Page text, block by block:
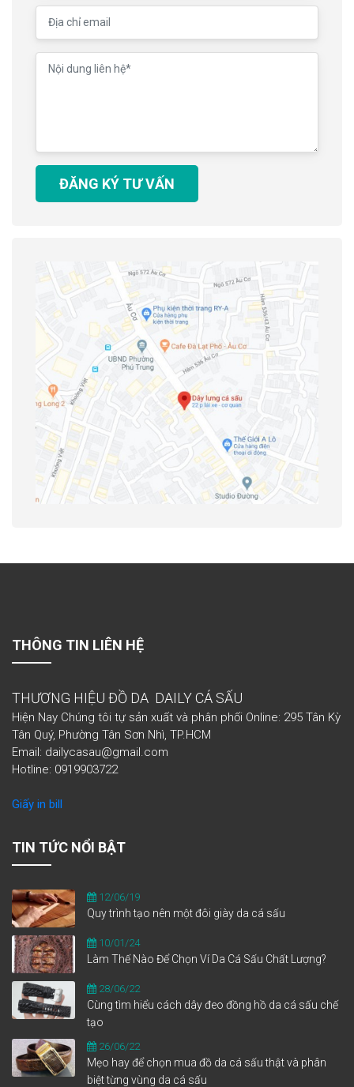
ĐĂNG KÝ TƯ VẤN
THÔNG TIN LIÊN HỆ
THƯƠNG HIỆU ĐỒ DA DAILY CÁ SẤU
Hiện Nay Chúng tôi tự sản xuất và phân phối Online: 295 Tân Kỳ
Tân Quý, Phường Tân Sơn Nhì, TP.HCM
Email: dailycasau@gmail.com
Hotline: 0919903722
Giấy in bill
TIN TỨC NỔI BẬT
12/06/19
Quy trình tạo nên một đôi giày da cá sấu
10/01/24
Làm Thế Nào Để Chọn Ví Da Cá Sấu Chất Lượng?
28/06/22
Cùng tìm hiểu cách dây đeo đồng hồ da cá sấu chế
tạo
26/06/22
Mẹo hay để chọn mua đồ da cá sấu thật và phân
biệt từng vùng da cá sấu